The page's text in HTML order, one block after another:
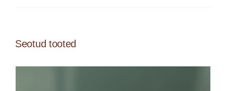
Seotud tooted